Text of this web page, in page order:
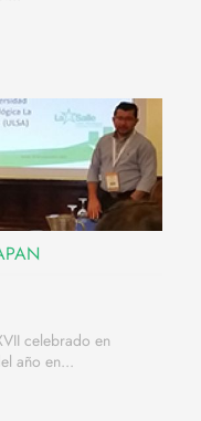
celebrado en
año en...